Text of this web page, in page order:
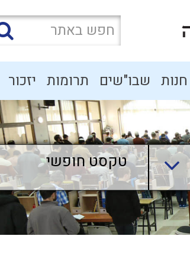
חנות שבו"שים תרומות יזכור